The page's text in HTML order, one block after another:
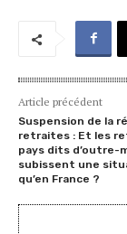
Article précédent
Suspension de la
retraites : Et les
pays dits d’outre-
subissent une
qu’en France ?